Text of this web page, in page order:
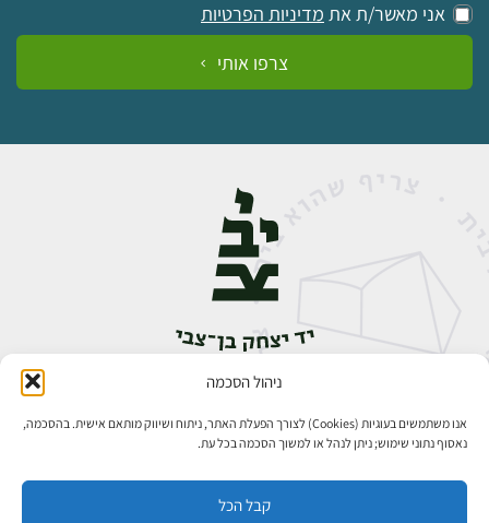
ניהול הסכמה
אנו משתמשים בעוגיות (Cookies) לצורך הפעלת האתר, ניתוח ושיווק מותאם אישית. בהסכמה,
נאסוף נתוני שימוש; ניתן לנהל או למשוך הסכמה בכל עת.
קבל הכל
אני מאשר/ת את מדיניות הפרטיות
צרפו אותי
אבן גבירול 14, רחביה, ירושלים